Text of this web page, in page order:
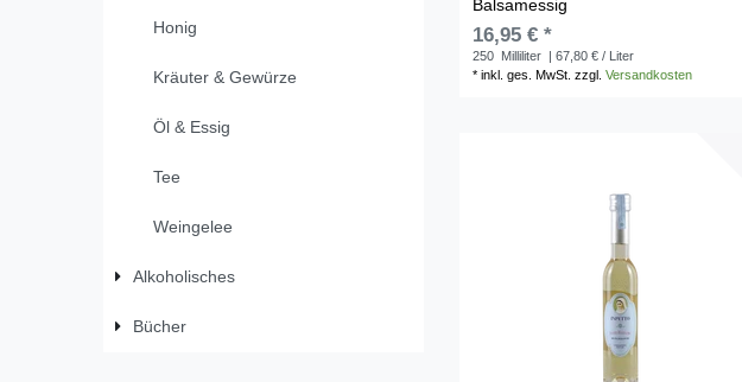
Honig
Kräuter & Gewürze
Öl & Essig
Tee
Weingelee
Alkoholisches
Bücher
Balsamessig
16,95 € *
250 Milliliter | 67,80 € / Liter
*inkl. ges. MwSt. zzgl.Versandkosten